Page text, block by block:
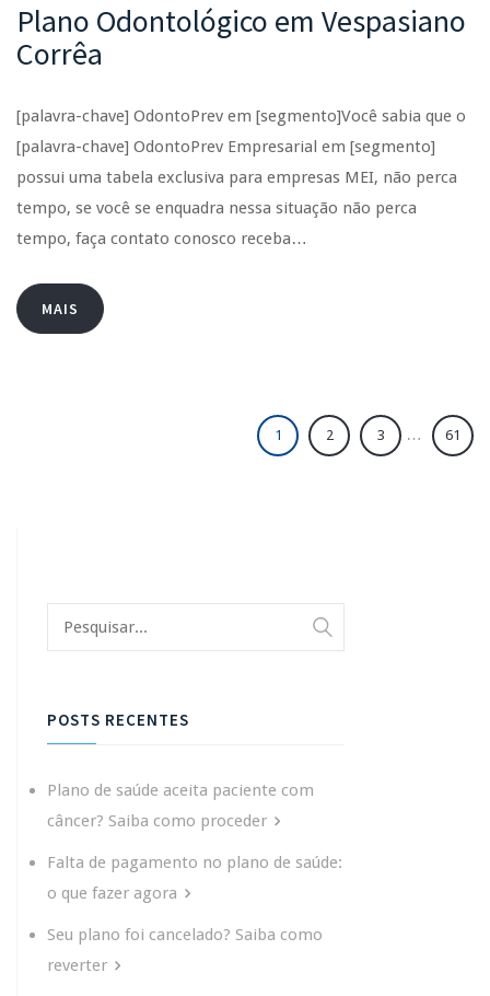
Plano Odontológico em Vespasiano
Corrêa
[palavra-chave] OdontoPrev em [segmento]Você sabia que o
[palavra-chave] OdontoPrev Empresarial em [segmento]
possui uma tabela exclusiva para empresas MEI, não perca
tempo, se você se enquadra nessa situação não perca
tempo, faça contato conosco receba…
MAIS
1 2 3 … 61
POSTS RECENTES
Plano de saúde aceita paciente com
câncer? Saiba como proceder
Falta de pagamento no plano de saúde:
o que fazer agora
Seu plano foi cancelado? Saiba como
reverter